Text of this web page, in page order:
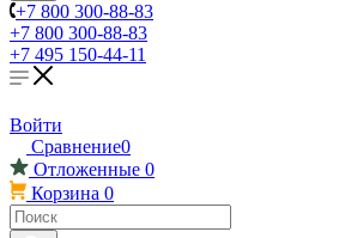
+7 800 300-88-83
+7 800 300-88-83
+7 495 150-44-11
Войти
Сравнение0
Отложенные 0
Корзина 0